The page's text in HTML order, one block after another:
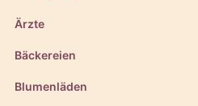
Ärzte
Bäckereien
Blumenläden